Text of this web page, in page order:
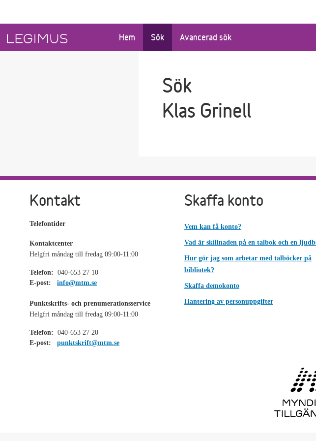
Hem Sök Avancerad sök
Sök
Klas Grinell
Kontakt
Telefontider
Kontaktcenter
Helgfri måndag till fredag 09:00-11:00
Telefon: 040-653 27 10
E-post:
info@mtm.se
Punktskrifts- och prenumerationsservice
Helgfri måndag till fredag 09:00-11:00
Telefon: 040-653 27 20
E-post:
punktskrift@mtm.se
Skaffa konto
Vem kan få konto?
Vad är skillnaden på en talbok och en
Hur gör jag som arbetar med talböcker på
bibliotek?
Skaffa demokonto
Hantering av personuppgifter